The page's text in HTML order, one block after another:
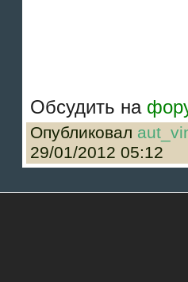
Обсудить на
Опубликовал
29/01/2012 05:12